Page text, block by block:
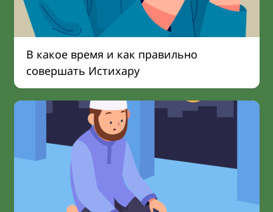
В какое время и как правильно
совершать Истихару